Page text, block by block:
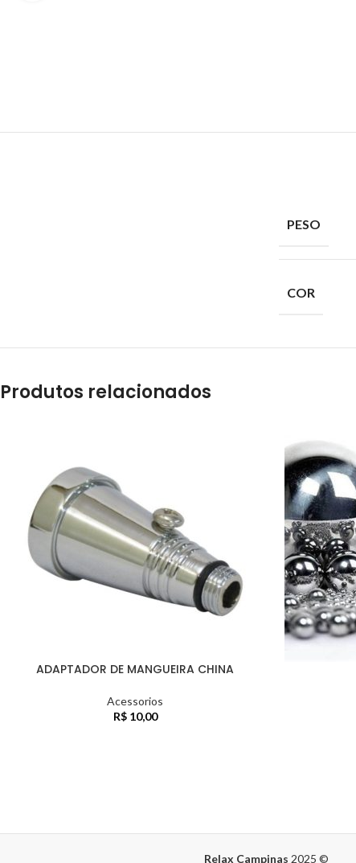
PESO
COR
Produtos relacionados
ADAPTADOR DE MANGUEIRA CHINA
Acessorios
R$10,00
Relax Campinas 2025 ©